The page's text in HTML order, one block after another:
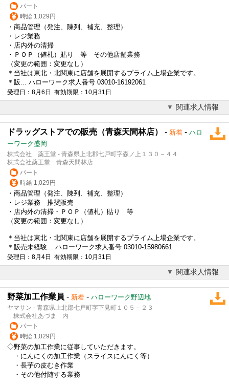
パート
時給 1,029円
・商品管理（発注、陳列、補充、整理）
・レジ業務
・店内外の清掃
・ＰＯＰ（値札）貼り 等 その他店舗業務
（変更の範囲：変更なし）
＊当社は東北・北関東に店舗を展開するプライム上場企業です。
＊販... ハローワーク求人番号 03010-16192061
受理日：8月6日 有効期限：10月31日
関連求人情報
ドラッグストアでの販売（青森天間林店） - 新着 - ハロ
ーワーク盛岡
株式会社 薬王堂 - 青森県上北郡七戸町字森ノ上１３０－４４
株式会社薬王堂 青森天間林店
パート
時給 1,029円
・商品管理（発注、陳列、補充、整理）
・レジ業務 推奨販売
・店内外の清掃・ＰＯＰ（値札）貼り 等
（変更の範囲：変更なし）
＊当社は東北・北関東に店舗を展開するプライム上場企業です。
＊販売未経験... ハローワーク求人番号 03010-15980661
受理日：8月4日 有効期限：10月31日
関連求人情報
野菜加工作業員 - 新着 - ハローワーク野辺地
ヤマサン - 青森県上北郡七戸町字下見町１０５－２３
株式会社あづま 内
パート
時給 1,029円
◇野菜の加工作業に従事していただきます。
・にんにくの加工作業（スライスにんにく等）
・長芋の皮むき作業
・その他付随する業務